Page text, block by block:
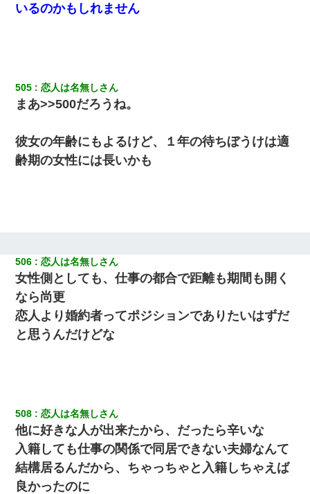
日曜日、会社の窓を見ると同僚の姿。俺（あれ？ディズニーシー
義弟より娘たちが大事」旦那「娘たちが成人したら別れよう」私
（は？）
ｗ
小学生の妹が20代の弟とチューしてるのに、見て見ぬふりの親を
見てから実家を出た。それから15年、妹が弟の子を妊娠したらし
くもう堕胎できない月なんだと母から連絡がきた…｜生活｜ワロ
タあんてな
【衝撃】ヤンキー女に「サせて」って言った結果
いるのかもしれません
505 恋人は名無しさん
まあ>>500だろうね。
彼女の年齢にもよるけど、１年の待ちぼうけは適
齢期の女性には長いかも
506 恋人は名無しさん
女性側としても、仕事の都合で距離も期間も開く
なら尚更
恋人より婚約者ってポジションでありたいはずだ
と思うんだけどな
508 恋人は名無しさん
他に好きな人が出来たから、だったら辛いな
入籍しても仕事の関係で同居できない夫婦なんて
結構居るんだから、ちゃっちゃと入籍しちゃえば
良かったのに